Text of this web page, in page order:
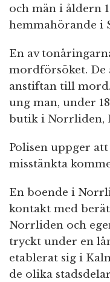
och män i åldern
hemmahörande i
En av
mordförsöket. De
anstiftan till
ung man, under
butik i Norrliden,
Polisen uppger att
misstänkta
En boende i
kontakt med
Norrliden och
tryckt under en
etablerat sig i
de olika